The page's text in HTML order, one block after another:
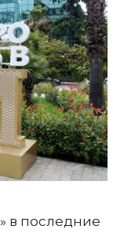
в последние